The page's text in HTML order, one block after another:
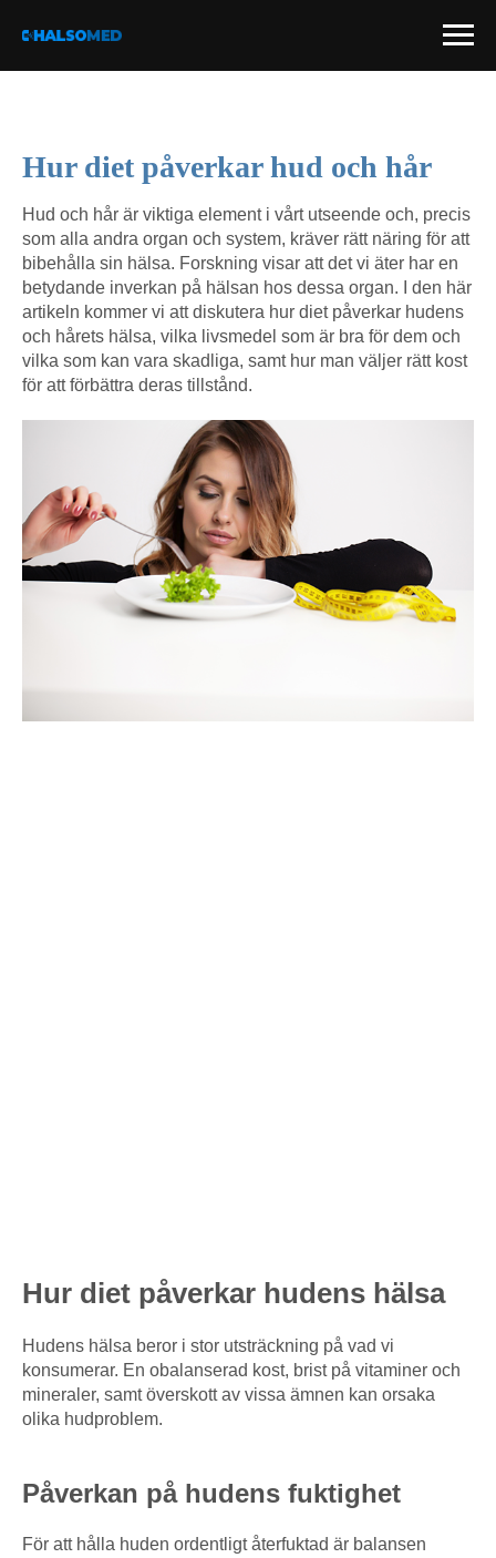
Hur diet påverkar hud och hår
Hud och hår är viktiga element i vårt utseende och, precis
som alla andra organ och system, kräver rätt näring för att
bibehålla sin hälsa. Forskning visar att det vi äter har en
betydande inverkan på hälsan hos dessa organ. I den här
artikeln kommer vi att diskutera hur diet påverkar hudens
och hårets hälsa, vilka livsmedel som är bra för dem och
vilka som kan vara skadliga, samt hur man väljer rätt kost
för att förbättra deras tillstånd.
Hur diet påverkar hudens hälsa
Hudens hälsa beror i stor utsträckning på vad vi
konsumerar. En obalanserad kost, brist på vitaminer och
mineraler, samt överskott av vissa ämnen kan orsaka
olika hudproblem.
Påverkan på hudens fuktighet
För att hålla huden ordentligt återfuktad är balansen